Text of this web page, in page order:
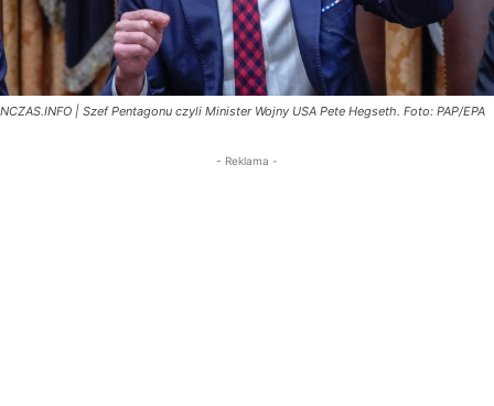
NCZAS.INFO | Szef Pentagonu czyli Minister Wojny USA Pete Hegseth. Foto: PAP/EPA
- Reklama -